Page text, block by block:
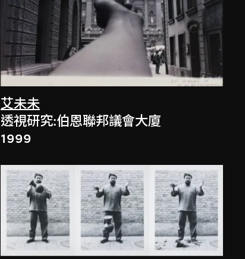
艾未未
透視研究:伯恩聯邦議會大廈
1999